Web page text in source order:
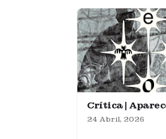
Crítica |
24 Abril, 2026